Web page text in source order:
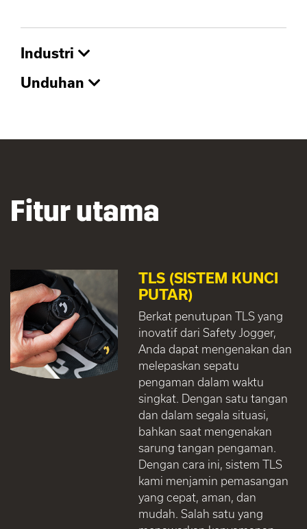
Industri
Unduhan
Fitur utama
TLS (SISTEM KUNCI
PUTAR)
Berkat penutupan TLS yang
inovatif dari Safety Jogger,
Anda dapat mengenakan dan
melepaskan sepatu
pengaman dalam waktu
singkat. Dengan satu tangan
dan dalam segala situasi,
bahkan saat mengenakan
sarung tangan pengaman.
Dengan cara ini, sistem TLS
kami menjamin pemasangan
yang cepat, aman, dan
mudah. Salah satu yang